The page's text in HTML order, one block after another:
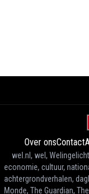
Over onsContact
wel.nl, wel,
economie, cultuur,
achtergrondverhalen,
Monde, The Guardian,